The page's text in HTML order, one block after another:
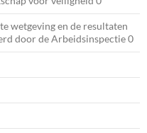
wetgeving en de resultaten
door de Arbeidsinspectie 0